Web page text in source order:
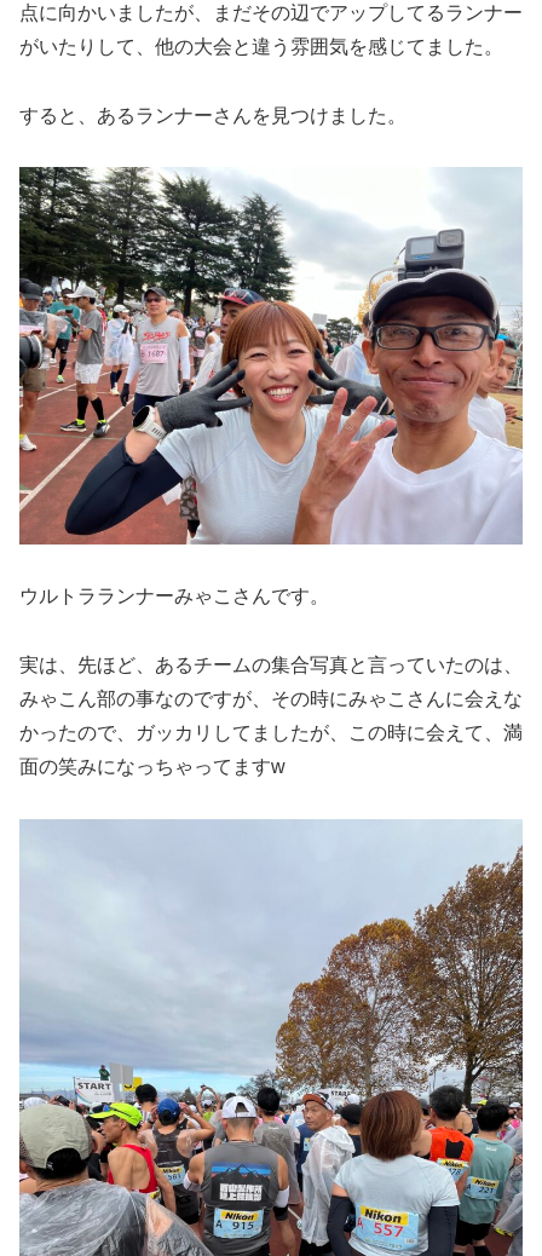
点に向かいましたが、まだその辺でアップしてるランナー
がいたりして、他の大会と違う雰囲気を感じてました。
すると、あるランナーさんを見つけました。
ウルトラランナーみゃこさんです。
実は、先ほど、あるチームの集合写真と言っていたのは、
みゃこん部の事なのですが、その時にみゃこさんに会えな
かったので、ガッカリしてましたが、この時に会えて、満
面の笑みになっちゃってますw